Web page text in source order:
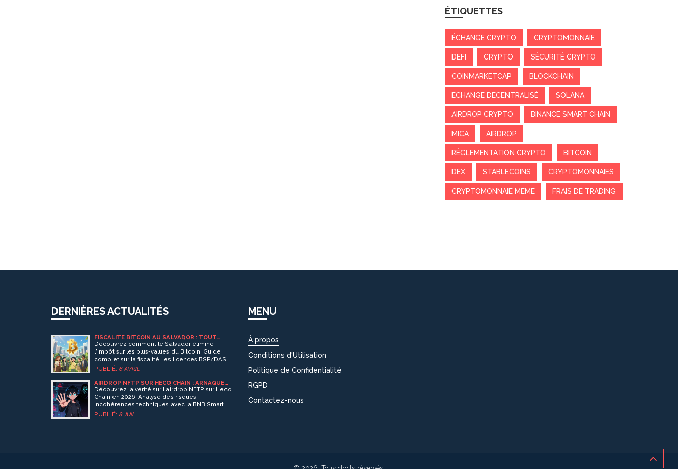
ÉTIQUETTES
ÉCHANGE CRYPTO CRYPTOMONNAIE
DEFI CRYPTO SÉCURITÉ CRYPTO
COINMARKETCAP BLOCKCHAIN
ÉCHANGE DÉCENTRALISÉ SOLANA
AIRDROP CRYPTO BINANCE SMART CHAIN
MICA AIRDROP
RÉGLEMENTATION CRYPTO BITCOIN
DEX STABLECOINS CRYPTOMONNAIES
CRYPTOMONNAIE MEME FRAIS DE TRADING
DERNIÈRES ACTUALITÉS
FISCALITÉ BITCOIN AU SALVADOR : TOUT
SAVOIR SUR L'ABSENCE D'IMPÔT SUR LES
PLUS-VALUES
Découvrez comment le Salvador élimine
l'impôt sur les plus-values du Bitcoin. Guide
complet sur la fiscalité, les licences BSP/DASP
et l'impact du FMI en 2026.
PUBLIÉ: 6 AVRIL
AIRDROP NFTP SUR HECO CHAIN : ARNAQUE
OU ERREUR ? GUIDE DE VÉRIFICATION 2026
Découvrez la vérité sur l'airdrop NFTP sur Heco
Chain en 2026. Analyse des risques,
incohérences techniques avec la BNB Smart
Chain et guide de sécurité pour éviter les
PUBLIÉ: 8 JUIL.
MENU
À propos
Conditions d'Utilisation
Politique de Confidentialité
RGPD
Contactez-nous